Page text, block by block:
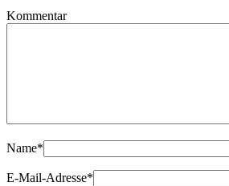
Kommentar
Name*
E-Mail-Adresse*